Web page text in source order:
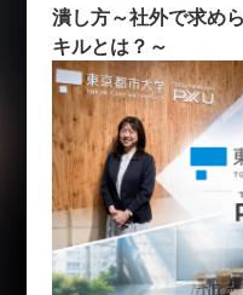
潰し方～社外で求め
キルとは？～